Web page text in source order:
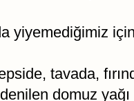
yiyemediğimiz
tavada,
domuz yağı